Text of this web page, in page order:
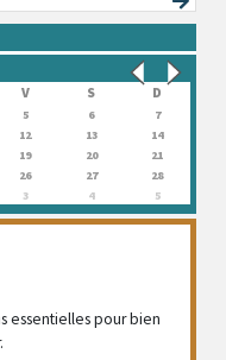
V S D
5 6
7
12 13
14
19 20
21
26 27
28
3 4 5
essentielles pour bien